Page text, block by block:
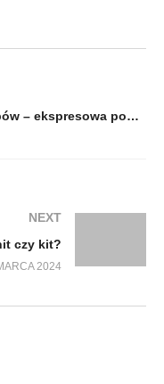
Mobilny serwis laptopów – ekspresowa pomoc w przypadku awarii
NEXT
czy kit?
2024